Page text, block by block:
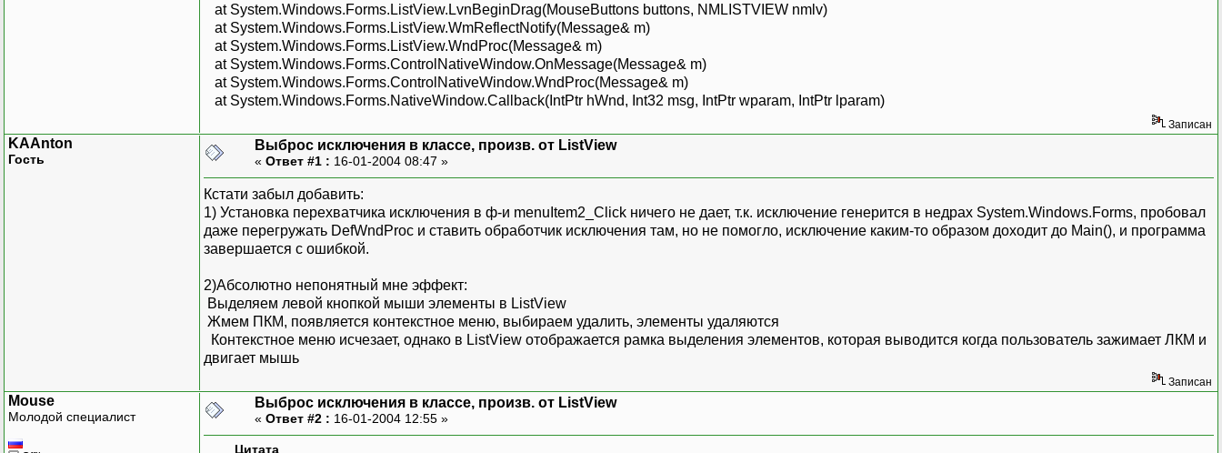
at System.Windows.Forms.ListView.LvnBeginDrag(MouseButtons buttons, NMLISTVIEW nmlv)
at System.Windows.Forms.ListView.WmReflectNotify(Message& m)
at System.Windows.Forms.ListView.WndProc(Message& m)
at System.Windows.Forms.ControlNativeWindow.OnMessage(Message& m)
at System.Windows.Forms.ControlNativeWindow.WndProc(Message& m)
at System.Windows.Forms.NativeWindow.Callback(IntPtr hWnd, Int32 msg, IntPtr wparam, IntPtr lparam)
Записан
KAAnton
Гость
Выброс исключения в классе, произв. от ListView
« Ответ #1 : 16-01-2004 08:47 »
Кстати забыл добавить:
1) Установка перехватчика исключения в ф-и menuItem2_Click ничего не дает, т.к. исключение генерится в недрах System.Windows.Forms, пробовал
даже перегружать DefWndProc и ставить обработчик исключения там, но не помогло, исключение каким-то образом доходит до Main(), и программа
завершается с ошибкой.
2)Абсолютно непонятный мне эффект:
Выделяем левой кнопкой мыши элементы в ListView
Жмем ПКМ, появляется контекстное меню, выбираем удалить, элементы удаляются
Контекстное меню исчезает, однако в ListView отображается рамка выделения элементов, которая выводится когда пользователь зажимает ЛКМ и
двигает мышь
Записан
Mouse
Молодой специалист
Выброс исключения в классе, произв. от ListView
« Ответ #2 : 16-01-2004 12:55 »
Цитата